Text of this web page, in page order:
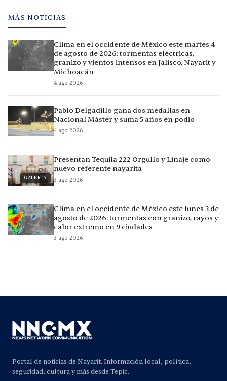
MÁS NOTICIAS
Clima en el occidente de México este martes 4
de agosto de 2026: tormentas eléctricas,
granizo y vientos intensos en Jalisco, Nayarit y
Michoacán
4 ago 2026
Pablo Delgadillo gana dos medallas en
Nacional Máster y suma 5 años en podio
4 ago 2026
GALERÍA
Presentan Tequila 222 Orgullo y Linaje como
nuevo referente nayarita
3 ago 2026
Clima en el occidente de México este lunes 3 de
agosto de 2026: tormentas con granizo, rayos y
calor extremo en 9 ciudades
3 ago 2026
Portal de noticias de Nayarit. Información local, política,
seguridad, cultura y más desde Tepic.